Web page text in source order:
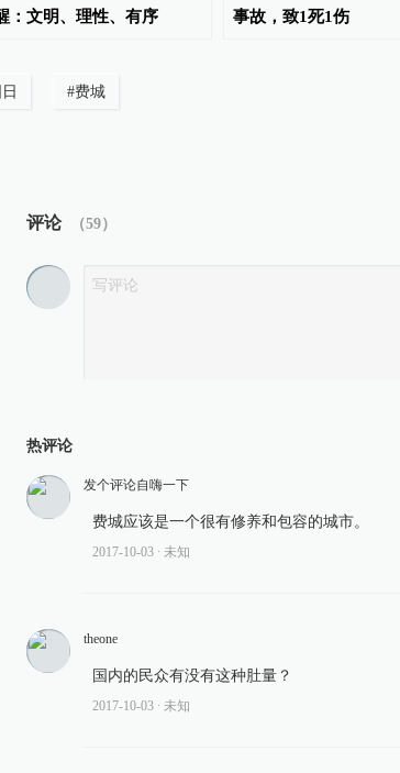
：文明、理性、有序
事故，致1死1伤
#费城
评论 （59）
热评论
发个评论自嗨一下
费城应该是一个很有修养和包容的城市。
2017-10-03 ∙ 未知
theone
国内的民众有没有这种肚量？
2017-10-03 ∙ 未知